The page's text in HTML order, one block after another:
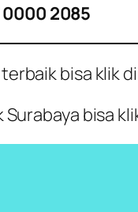
2085
bisa klik
bisa